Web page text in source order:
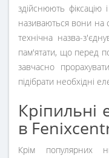
здійснюють фіксацію
називаються вони на
технічна назва-
пам'ятати, що перед
завчасно
підібрати необхідні
Кріпильні
в
Крім популярних